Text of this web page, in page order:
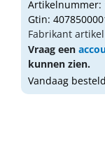
Artikelnummer:
Gtin:
Fabrikant
Vraag een
kunnen zien.
Vandaag